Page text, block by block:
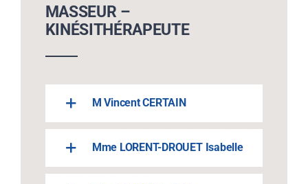
MASSEUR –
KINÉSITHÉRAPEUTE
M Vincent CERTAIN
Mme LORENT-DROUET Isabelle